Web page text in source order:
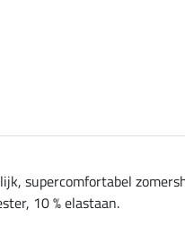
supercomfortabel
10 % elastaan.